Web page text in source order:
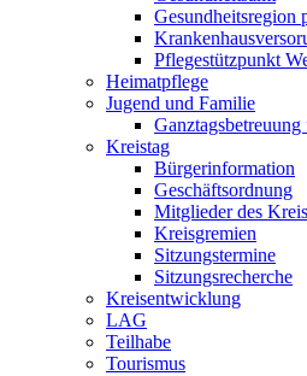
Gesundheitsregion
Pflegestützpunkt
Heimatpflege
Jugend und Familie
Kreistag
Bürgerinformation
Geschäftsordnung
Mitglieder des
Kreisgremien
Sitzungstermine
Sitzungsrecherche
Kreisentwicklung
LAG
Teilhabe
Tourismus